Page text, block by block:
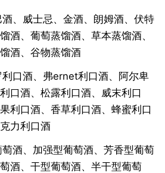
、威士忌、金酒、朗姆酒、伏特
酒、葡萄蒸馏酒、草本蒸馏酒、
酒、谷物蒸馏酒
利口酒、弗ernet利口酒、阿尔卑
口酒、松露利口酒、威末利口
利口酒、香草利口酒、蜂蜜利口
力利口酒
萄酒、加强型葡萄酒、芳香型葡萄
酒、干型葡萄酒、半干型葡萄